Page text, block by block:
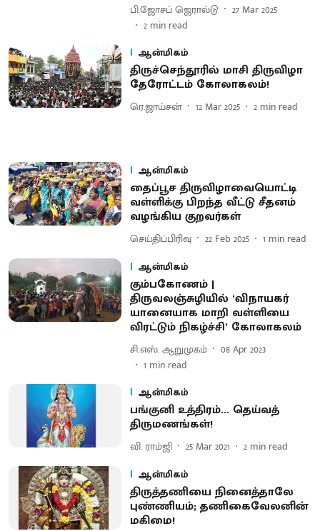
பி.ஜோசப் ஜெரால்டு
27 Mar 2025
2 min read
ஆன்மிகம்
திருச்செந்தூரில் மாசி திருவிழா
தேரோட்டம் கோலாகலம்!
ரெ.ஜாய்சன் 12 Mar 2025 2 min read
ஆன்மிகம்
தைப்பூச திருவிழாவையொட்டி
வள்ளிக்கு பிறந்த வீட்டு சீதனம்
வழங்கிய குறவர்கள்
செய்திப்பிரிவு 22 Feb 2025 1 min read
ஆன்மிகம்
கும்பகோணம் |
திருவலஞ்சுழியில் ‘விநாயகர்
யானையாக மாறி வள்ளியை
விரட்டும் நிகழ்ச்சி’ கோலாகலம்
சி.எஸ். ஆறுமுகம்
08 Apr 2023
1 min read
ஆன்மிகம்
பங்குனி உத்திரம்... தெய்வத்
திருமணங்கள்!
வி. ராம்ஜி 25 Mar 2021 2 min read
ஆன்மிகம்
திருத்தணியை நினைத்தாலே
புண்ணியம்; தணிகைவேலனின்
மகிமை!